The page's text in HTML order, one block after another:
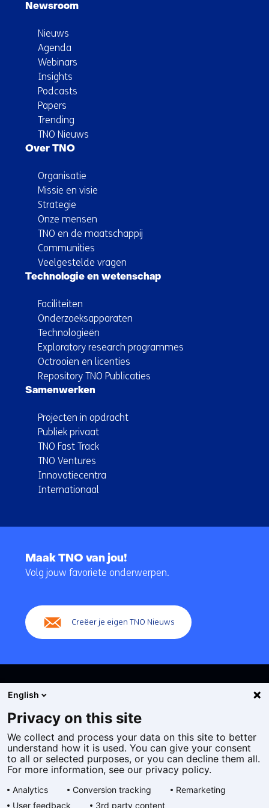
Newsroom
Nieuws
Agenda
Webinars
Insights
Podcasts
Papers
Trending
TNO Nieuws
Over TNO
Organisatie
Missie en visie
Strategie
Onze mensen
TNO en de maatschappij
Communities
Veelgestelde vragen
Technologie en wetenschap
Faciliteiten
Onderzoeksapparaten
Technologieën
Exploratory research programmes
Octrooien en licenties
Repository TNO Publicaties
Samenwerken
Projecten in opdracht
Publiek privaat
TNO Fast Track
TNO Ventures
Innovatiecentra
Internationaal
navigatie
Maak TNO van jou!
Volg jouw favoriete onderwerpen.
Creëer je eigen TNO Nieuws
Cookies
Privacy statement
Toegankelijkheid
Algemene voorwaarden
English
Privacy on this site
We collect and process your data on this site to better
understand how it is used. You can give your consent
to all or selected purposes, or you can decline them all.
For more information, see our privacy policy.
Analytics Conversion tracking
Remarketing
User feedback
3rd party content